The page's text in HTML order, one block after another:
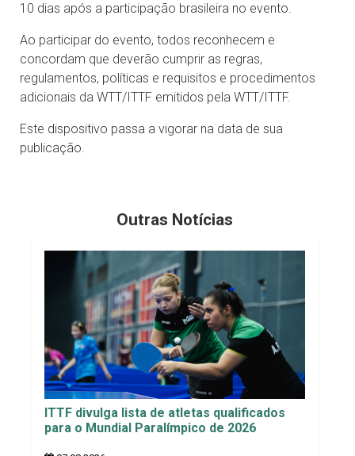
10 dias após a participação brasileira no evento.
Ao participar do evento, todos reconhecem e
concordam que deverão cumprir as regras,
regulamentos, políticas e requisitos e procedimentos
adicionais da WTT/ITTF emitidos pela WTT/ITTF.
Este dispositivo passa a vigorar na data de sua
publicação.
Outras Notícias
ITTF divulga lista de atletas qualificados
para o Mundial Paralímpico de 2026